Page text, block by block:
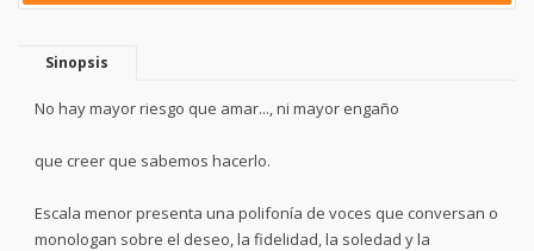
Sinopsis
No hay mayor riesgo que amar..., ni mayor engaño
que creer que sabemos hacerlo.
Escala menor presenta una polifonía de voces que conversan o
monologan sobre el deseo, la fidelidad, la soledad y la